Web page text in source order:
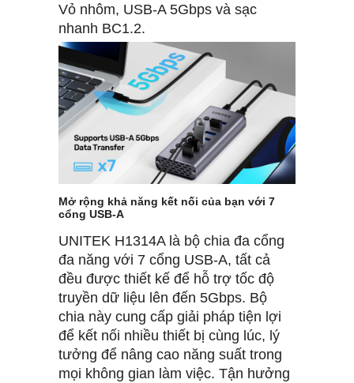
Vỏ nhôm, USB-A 5Gbps và sạc
nhanh BC1.2.
Mở rộng khả năng kết nối của bạn với 7
cổng USB-A
UNITEK H1314A là bộ chia đa cổng
đa năng với 7 cổng USB-A, tất cả
đều được thiết kế để hỗ trợ tốc độ
truyền dữ liệu lên đến 5Gbps. Bộ
chia này cung cấp giải pháp tiện lợi
để kết nối nhiều thiết bị cùng lúc, lý
tưởng để nâng cao năng suất trong
mọi không gian làm việc. Tận hưởng